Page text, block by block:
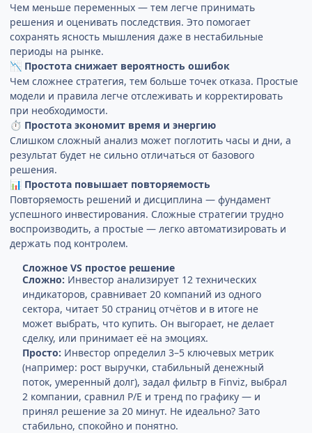
Чем меньше переменных — тем легче принимать
решения и оценивать последствия. Это помогает
сохранять ясность мышления даже в нестабильные
периоды на рынке.
📉 Простота снижает вероятность ошибок
Чем сложнее стратегия, тем больше точек отказа. Простые
модели и правила легче отслеживать и корректировать
при необходимости.
⏱ Простота экономит время и энергию
Слишком сложный анализ может поглотить часы и дни, а
результат будет не сильно отличаться от базового
решения.
📊 Простота повышает повторяемость
Повторяемость решений и дисциплина — фундамент
успешного инвестирования. Сложные стратегии трудно
воспроизводить, а простые — легко автоматизировать и
держать под контролем.
Cложное VS простое решение
Сложно: Инвестор анализирует 12 технических
индикаторов, сравнивает 20 компаний из одного
сектора, читает 50 страниц отчётов и в итоге не
может выбрать, что купить. Он выгорает, не делает
сделку, или принимает её на эмоциях.
Просто: Инвестор определил 3–5 ключевых метрик
(например: рост выручки, стабильный денежный
поток, умеренный долг), задал фильтр в Finviz, выбрал
2 компании, сравнил P/E и тренд по графику — и
принял решение за 20 минут. Не идеально? Зато
стабильно, спокойно и понятно.